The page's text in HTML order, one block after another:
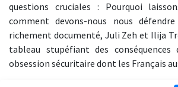
questions cruciales : Pourquoi
comment devons-nous nous
richement documenté, Juli Zeh et Ilija
tableau stupéfiant des conséquences
obsession sécuritaire dont les Français